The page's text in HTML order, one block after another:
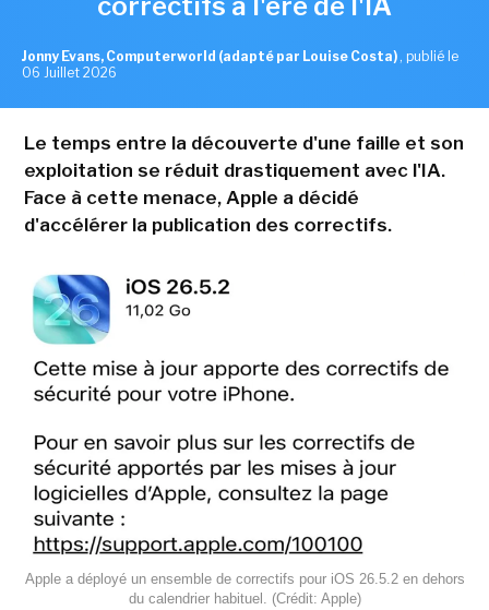
Jonny Evans, Computerworld (adapté par Louise Costa) , publié le
06 Juillet 2026
Le temps entre la découverte d'une faille et son
exploitation se réduit drastiquement avec l'IA.
Face à cette menace, Apple a décidé
d'accélérer la publication des correctifs.
Apple a déployé un ensemble de correctifs pour iOS 26.5.2 en dehors
du calendrier habituel. (Crédit: Apple)